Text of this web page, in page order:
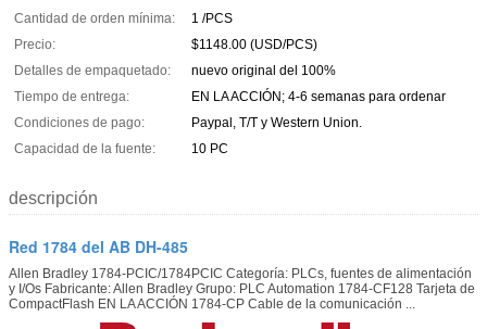
Cantidad de orden mínima:
1 /PCS
Precio:
$1148.00 (USD/PCS)
Detalles de empaquetado:
nuevo original del 100%
Tiempo de entrega:
EN LA ACCIÓN; 4-6 semanas para ordenar
Condiciones de pago:
Paypal, T/T y Western Union.
Capacidad de la fuente:
10 PC
descripción
Red 1784 del AB DH-485
Allen Bradley 1784-PCIC/1784PCIC Categoría: PLCs, fuentes de alimentación
y I/Os Fabricante: Allen Bradley Grupo: PLC Automation 1784-CF128 Tarjeta de
CompactFlash EN LA ACCIÓN 1784-CP Cable de la comunicación ...